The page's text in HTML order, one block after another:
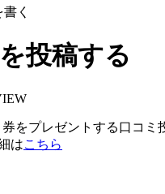
く
投稿する
券をプレゼントする口コミ
はこちら